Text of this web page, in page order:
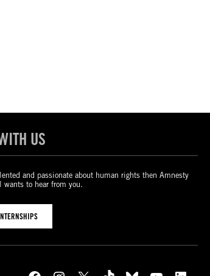
US
and passionate about human rights then Amnesty
wants to hear from you.